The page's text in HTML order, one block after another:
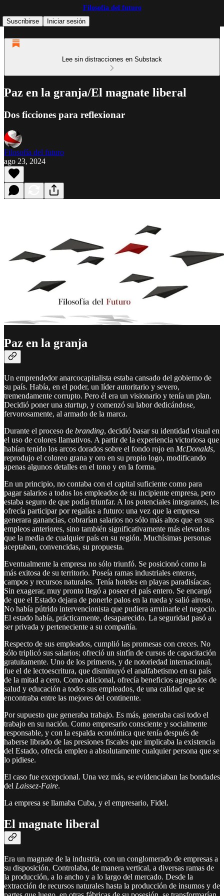
Filosofía del futuro
Suscribirse
Iniciar sesión
Lee sin distracciones en Substack
Paz en la granja/El magnate liberal
Dos ficciones para reflexionar
Filosofía del futuro
ago 23, 2024
Paz en la granja
Un emprendedor anarcocapitalista estaba cansado del gobierno de
su país. Había, en el poder, un líder autoritario y severo,
tremendamente corrupto. Pero él era un visionario y tenía un plan.
Decidió poner una startup, y comenzó su labor dedicándose,
fervorosamente, al armado de la marca.
Durante el proceso de branding, decidió basar su identidad visual en
el uso de colores llamativos. A partir de la experiencia victoriosa que
habían tenido los arcos dorados sobre el fondo rojo en McDonalds,
reprodujo el coloreo grana y oro en su propio logo, modificando
apenas algunos detalles en el tono y en la forma.
En un principio, no contaba con el capital suficiente como para
pagar salarios a todos los empleados de su incipiente empresa, pero
estaba seguro de que podía triunfar. A los potenciales integrantes, les
ofrecía participar por regalías a futuro: una vez que la empresa
generara ganancias, cobrarían salarios no sólo más altos que en sus
empleos anteriores, sino también significativamente más elevados
que la media de cualquier país en su región. Muchísimas personas
aceptaban, convencidas, su propuesta.
Eventualmente la empresa no sólo triunfó. Se posicionó como la
más exitosa de su territorio. Poseía ramas industriales enteras,
campos y recursos naturales. Tenía hoteles en playas paradisíacas.
Sin exagerar, muy pronto llegó a poseer el país entero. Se encargó
de que el Estado dejara de ponerle palos en la rueda y salió airoso.
No había pútrido intervencionista que pudiera arruinarle el negocio.
El estado había, prácticamente, desaparecido. La seguridad pasó a
ser privada y perteneciente a su compañía.
Respecto de sus empleados, cumplió las promesas con creces. No
sólo triplicó sus salarios; ofreció un sinfín de cursos de capacitación
gratuitamente. Uno de los primeros, y de notoriedad internacional,
fue el de lectoescritura, que disminuyó el analfabetismo en su país
de la mitad a cero. Como adicional, ofrecía beneficios agregados de
salud y educación a todos sus empleados, de una calidad que se
encontraba entre las mejores del continente.
Por supuesto que generaba trabajo. Es más, generaba casi todo el
trabajo en su nación. Como empresario consciente y socialmente
responsable, y con la espalda económica que tenía después de
haberse librado de las presiones fiscales que implicaba la existencia
del Estado, ofrecía empleo a absolutamente cualquier persona que se
lo pidiese.
El caso fue excepcional. Una vez más, se evidenciaban las bondades
del Laissez-Faire.
La empresa se llamaba Cuba, y el empresario, Fidel.
El magnate liberal
Era un magnate de la industria, con un conglomerado de empresas a
su disposición. Controlaba, de manera vertical, a diversas ramas de
la producción, a lo ancho y a lo largo del mercado. Desde la
extracción de recursos naturales hasta la producción de insumos y de